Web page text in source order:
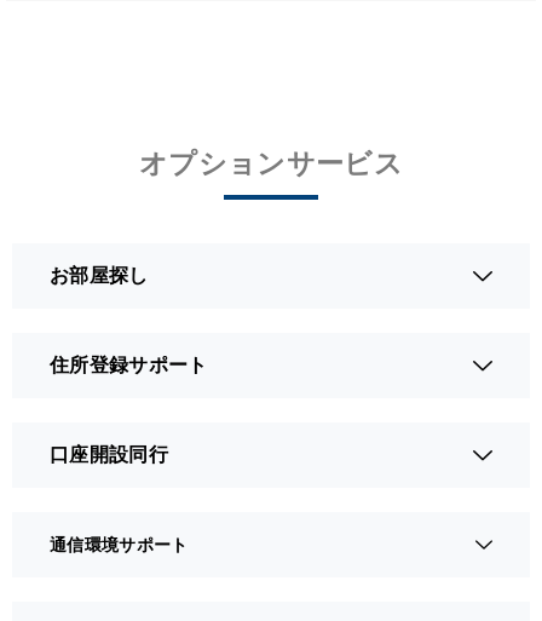
オプションサービス
お部屋探し
住所登録サポート
口座開設同行
通信環境サポート